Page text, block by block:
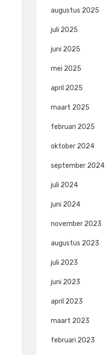
augustus 2025
juli 2025
juni 2025
mei 2025
april 2025
maart 2025
februari 2025
oktober 2024
september 2024
juli 2024
juni 2024
november 2023
augustus 2023
juli 2023
juni 2023
april 2023
maart 2023
februari 2023